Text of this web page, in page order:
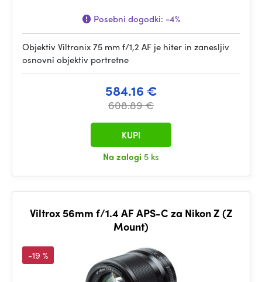
Posebni dogodki: -4%
Objektiv Viltronix 75 mm f/1,2 AF je hiter in zanesljiv
osnovni objektiv portretne
584.16 €
608.89 €
Na zalogi 5 ks
KUPI
Viltrox 56mm f/1.4 AF APS-C za Nikon Z (Z
Mount)
-19 %